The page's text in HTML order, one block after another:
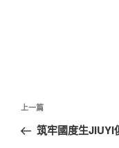
文
導
上
一
上一篇
筑牢國度生JIUYI